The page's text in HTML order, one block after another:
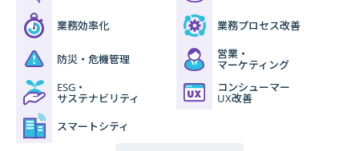
業務効率化 業務プロセス改善
防災・危機管理 営業・
マーケティング
ESG・
サステナビリティ
コンシューマー
UX改善
スマートシティ